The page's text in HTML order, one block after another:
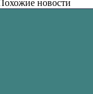
новости